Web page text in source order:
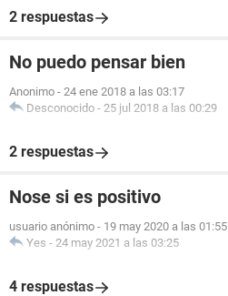
2 respuestas
No puedo pensar bien
Anonimo - 24 ene 2018 a las 03:17
Desconocido - 25 jul 2018 a las 00:29
2 respuestas
Nose si es positivo
usuario anónimo - 19 may 2020 a las 01:55
Yes - 24 may 2021 a las 03:25
4 respuestas